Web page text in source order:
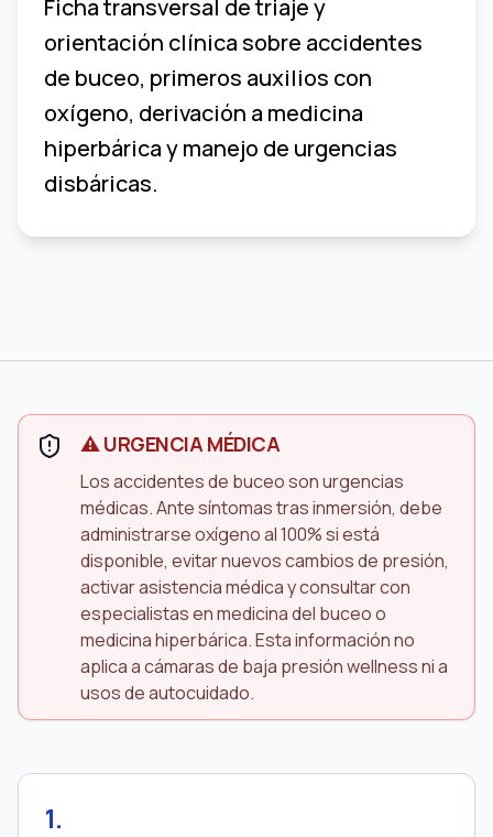
Ficha transversal de triaje y
orientación clínica sobre accidentes
de buceo, primeros auxilios con
oxígeno, derivación a medicina
hiperbárica y manejo de urgencias
disbáricas.
⚠️ URGENCIA MÉDICA
Los accidentes de buceo son urgencias
médicas. Ante síntomas tras inmersión, debe
administrarse oxígeno al 100% si está
disponible, evitar nuevos cambios de presión,
activar asistencia médica y consultar con
especialistas en medicina del buceo o
medicina hiperbárica. Esta información no
aplica a cámaras de baja presión wellness ni a
usos de autocuidado.
1.